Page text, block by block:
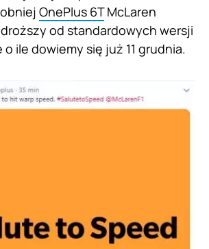
OnePlus 6TMcLaren
od standardowych wersji
ile dowiemy się już 11 grudnia.